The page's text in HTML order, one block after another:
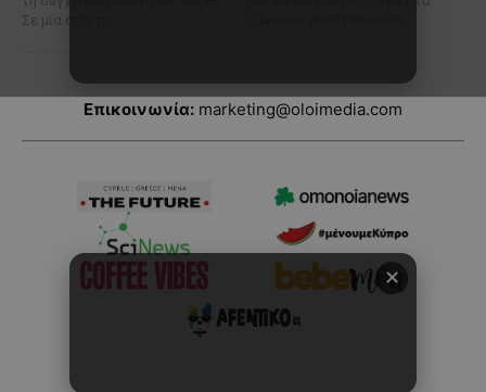
Επικοινωνία: marketing@oloimedia.com
✕